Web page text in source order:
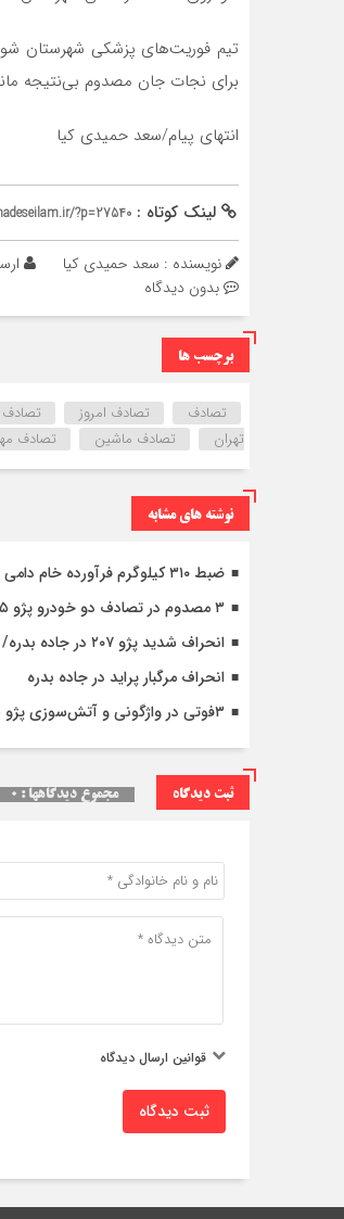
تیم فوریت‌های پزشکی شهرستان شوش
برای نجات جان مصدوم بی‌نتیجه
انتهای پیام/سعد حمیدی کیا
لینک کوتاه : ?p=27540
نویسنده : سعد حمیدی کیا
بدون دیدگاه
برچسب ها
تصادف تصادف امروز تصادف
تهران
تصادف ماشین تصادف
نوشته های مشابه
ضبط ۳۱۰ کیلوگرم فرآورده خام دامی غیرقابل مصرف در ایلام
۳ مصدوم در تصادف دو خودرو پژو ۴۰۵ و وانت در محور دهلران-مهران
انحراف شدید پژو ۲۰۷ در جاده بدره/ یک نفر جان باخت
انحراف مرگبار پراید در جاده بدره
۳فوتی در واژگونی و آتش‌سوزی پژو ۴۰۵ در کمربندی شرقی ایلام
ثبت دیدگاه مجموع دیدگاهها : ۰
قوانین ارسال دیدگاه
ثبت دیدگاه